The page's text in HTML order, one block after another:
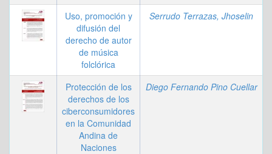
Uso, promoción y
difusión del
derecho de autor
de música
folclórica
Serrudo Terrazas, Jhoselin
Protección de los
derechos de los
ciberconsumidores
en la Comunidad
Andina de
Naciones
Diego Fernando Pino Cuellar